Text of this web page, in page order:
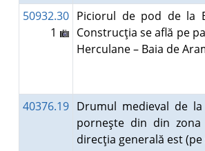
50932.30
1
Piciorul de pod de la
Construcţia se află pe
Herculane – Baia de
40376.19 Drumul medieval de
porneşte din din
direcţia generală est